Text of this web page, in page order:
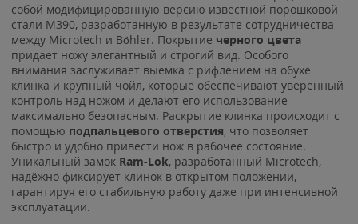
собой модифицированную версию известной порошковой
стали M390, разработанную в результате сотрудничества
между Microtech и Böhler. Покрытие черного цвета
придает ножу элегантный и строгий вид. Особого
внимания заслуживает выемка с рифлением на обухе
клинка и крупный чойл, которые обеспечивают уверенный
контроль над ножом и делают его использование
максимально безопасным. Раскрытие клинка происходит с
помощью подпальцевого отверстия, что позволяет
быстро и удобно привести нож в рабочее состояние.
Уникальный замок Ram-Lok, разработанный Microtech,
надёжно фиксирует клинок в открытом положении,
гарантируя его стабильную работу даже при интенсивной
эксплуатации.